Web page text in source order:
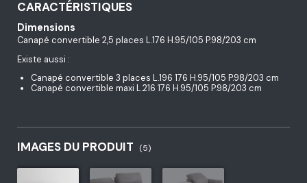
CARACTÉRISTIQUES
Dimensions
Canapé convertible 2,5 places L.176 H.95/105 P.98/203 cm
Existe aussi :
Canapé convertible 3 places L.196 176 H.95/105 P.98/203 cm
Canapé convertible maxi L.216 176 H.95/105 P.98/203 cm
IMAGES DU PRODUIT (5)